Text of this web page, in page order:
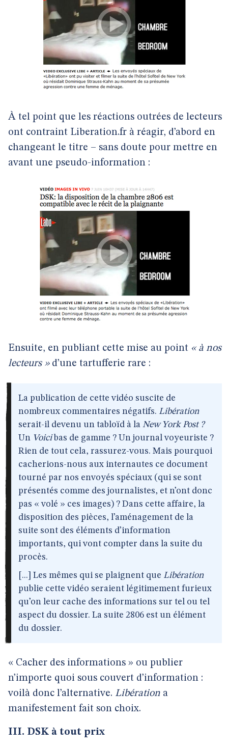
À tel point que les réactions outrées de lecteurs
ont contraint Liberation.fr à réagir, d’abord en
changeant le titre – sans doute pour mettre en
avant une pseudo-information :
Ensuite, en publiant cette mise au point « à nos
lecteurs »d’une tartufferie rare :
La publication de cette vidéo suscite de
nombreux commentaires négatifs. Libération
serait-il devenu un tabloïd à la New York Post ?
Un Voicibas de gamme ? Un journal voyeuriste ?
Rien de tout cela, rassurez-vous. Mais pourquoi
cacherions-nous aux internautes ce document
tourné par nos envoyés spéciaux (qui se sont
présentés comme des journalistes, et n’ont donc
pas « volé » ces images) ? Dans cette affaire, la
disposition des pièces, l’aménagement de la
suite sont des éléments d’information
importants, qui vont compter dans la suite du
procès.
[...] Les mêmes qui se plaignent que Libération
publie cette vidéo seraient légitimement furieux
qu’on leur cache des informations sur tel ou tel
aspect du dossier. La suite 2806 est un élément
du dossier.
« Cacher des informations » ou publier
n’importe quoi sous couvert d’information :
voilà donc l’alternative. Libération a
manifestement fait son choix.
III. DSK à tout prix